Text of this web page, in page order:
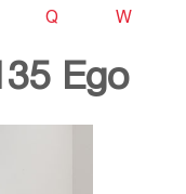
Q
W
Ego